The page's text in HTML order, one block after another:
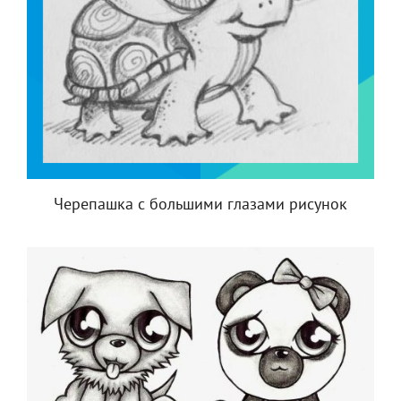
Черепашка с большими глазами рисунок